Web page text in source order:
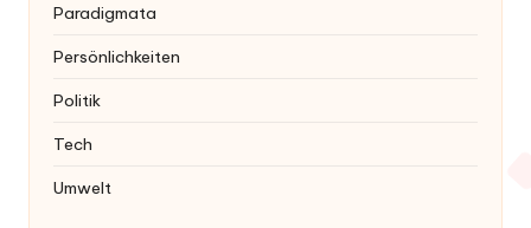
Paradigmata
Persönlichkeiten
Politik
Tech
Umwelt